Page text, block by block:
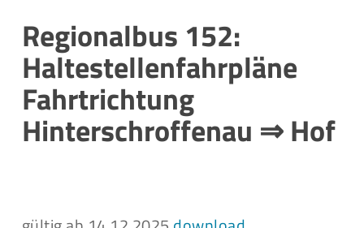
Regionalbus 152:
Haltestellenfahrpläne
Fahrtrichtung
Hinterschroffenau ⇒ Hof